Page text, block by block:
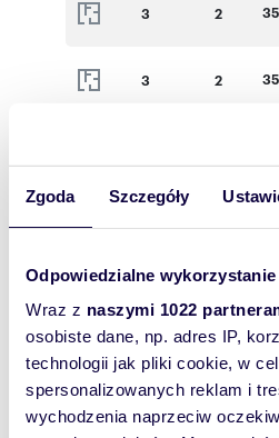
Zgoda Szczegóły
Odpowiedzialne
Wraz z naszymi 1022
osobiste dane, np. adres IP,
technologii jak pliki cookie, w
spersonalizowanych reklam i
wychodzenia naprzeciw
3 2
3 2
4 2
4 2
4 2